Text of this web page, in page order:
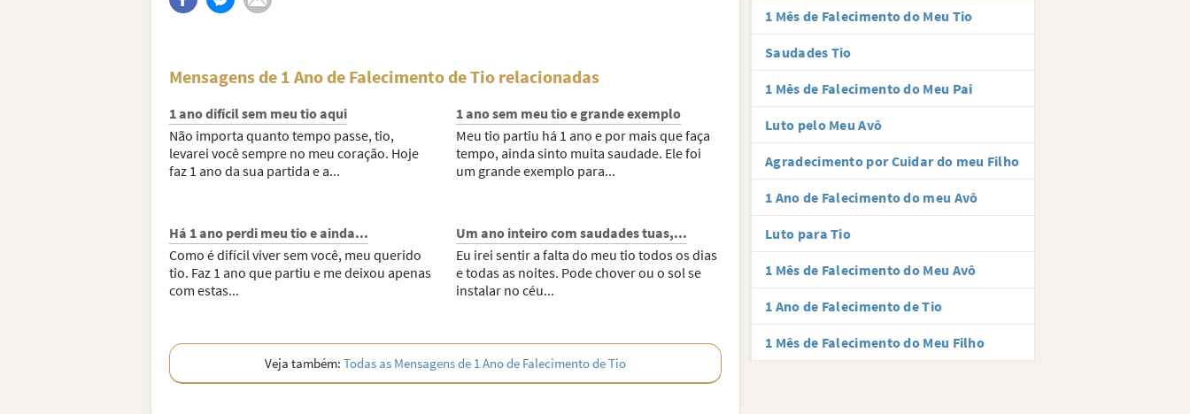
Mensagens de 1 Ano de Falecimento de Tio relacionadas
1 ano difícil sem meu tio aqui
Não importa quanto tempo passe, tio,
levarei você sempre no meu coração. Hoje
faz 1 ano da sua partida e a...
1 ano sem meu tio e grande exemplo
Meu tio partiu há 1 ano e por mais que faça
tempo, ainda sinto muita saudade. Ele foi
um grande exemplo para...
Há 1 ano perdi meu tio e ainda...
Como é difícil viver sem você, meu querido
tio. Faz 1 ano que partiu e me deixou apenas
com estas...
Um ano inteiro com saudades tuas,...
Eu irei sentir a falta do meu tio todos os dias
e todas as noites. Pode chover ou o sol se
instalar no céu...
Veja também: Todas as Mensagens de 1 Ano de Falecimento de Tio
1 Mês de Falecimento do Meu Tio
Saudades Tio
1 Mês de Falecimento do Meu Pai
Luto pelo Meu Avô
Agradecimento por Cuidar do meu Filho
1 Ano de Falecimento do meu Avô
Luto para Tio
1 Mês de Falecimento do Meu Avô
1 Ano de Falecimento de Tio
1 Mês de Falecimento do Meu Filho